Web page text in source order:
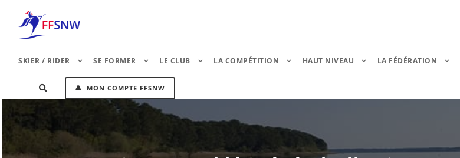
SKIER / RIDER SE FORMER LE CLUB LA COMPÉTITION HAUT NIVEAU LA FÉDÉRATION
👤 MON COMPTE FFSNW